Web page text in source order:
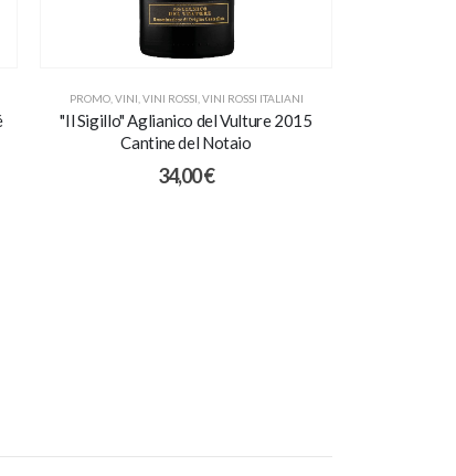
PROMO, VINI VINI ROSSI VINI ROSSI ITALIANI
"Il Sigillo" Aglianico del Vulture 2015
Cantine del Notaio
34,00€